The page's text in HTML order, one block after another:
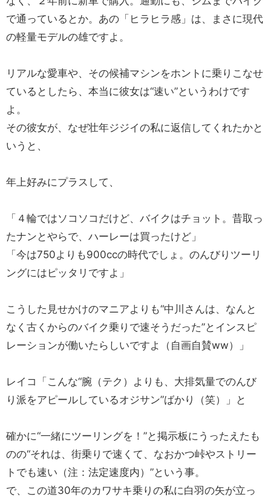
で通っているとか。あの「ヒラヒラ感」は、まさに現代
の軽量モデルの雄ですよ。
リアルな愛車や、その候補マシンをホントに乗りこなせ
ているとしたら、本当に彼女は“速い”というわけです
よ。
その彼女が、なぜ壮年ジジイの私に返信してくれたかと
いうと、
年上好みにプラスして、
「４輪ではソコソコだけど、バイクはチョット。昔取っ
たナンとやらで、ハーレーは買ったけど」
「今は750よりも900ccの時代でしょ。のんびりツーリ
ングにはピッタリですよ」
こうした見せかけのマニアよりも“中川さんは、なんと
なく古くからのバイク乗りで速そうだった”とインスピ
レーションが働いたらしいですよ（自画自賛ww）」
レイコ「こんな“腕（テク）よりも、大排気量でのんび
り派をアピールしているオジサン”ばかり（笑）」と
確かに“一緒にツーリングを！”と掲示板にうったえたも
のの“それは、街乗りで速くて、なおかつ峠やストリー
トでも速い（注：法定速度内）”という事。
で、この道30年のカワサキ乗りの私に白羽の矢が立っ